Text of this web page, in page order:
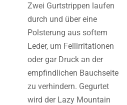
Zwei Gurtstrippen laufen
durch und über eine
Polsterung aus softem
Leder, um Fellirritationen
oder gar Druck an der
empfindlichen Bauchseite
zu verhindern. Gegurtet
wird der Lazy Mountain